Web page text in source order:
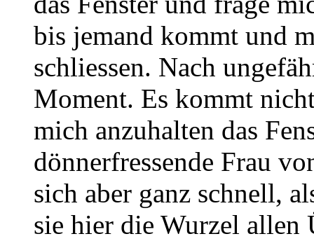
bis jemand kommt und
schliessen. Nach
Moment. Es kommt
mich anzuhalten das
dönnerfressende Frau
sich aber ganz schnell,
sie hier die Wurzel allen